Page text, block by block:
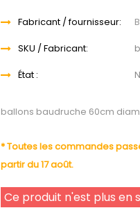
Fabricant / fournisseur:
SKU / Fabricant:
État :
ballons baudruche 60cm
* Toutes les commandes
partir du 17 août.
Ce produit n'est plus en